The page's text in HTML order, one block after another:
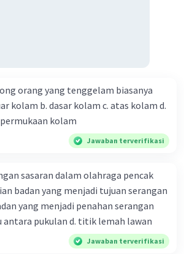
orang yang tenggelam biasanya
kolam b. dasar kolam c. atas kolam d.
kolam
Jawaban terverifikasi
sasaran dalam olahraga pencak
badan yang menjadi tujuan serangan
yang menjadi penahan serangan
pukulan d. titik lemah lawan
Jawaban terverifikasi